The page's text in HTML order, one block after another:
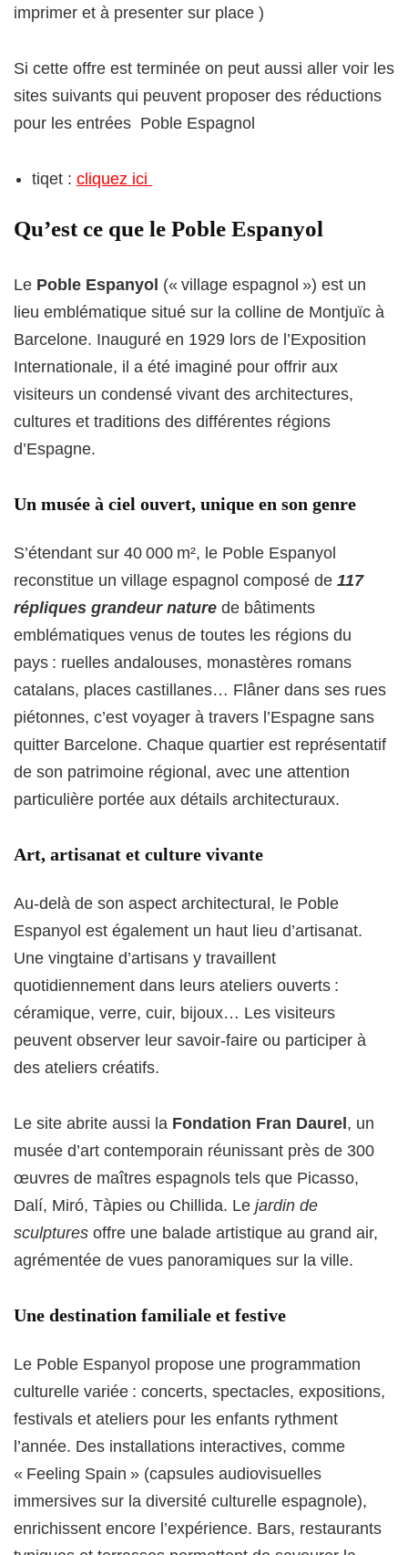
imprimer et à presenter sur place )
Si cette offre est terminée on peut aussi aller voir les
sites suivants qui peuvent proposer des réductions
pour les entrées Poble Espagnol
tiqet : cliquez ici
Qu’est ce que le Poble Espanyol
Le Poble Espanyol (« village espagnol ») est un
lieu emblématique situé sur la colline de Montjuïc à
Barcelone. Inauguré en 1929 lors de l’Exposition
Internationale, il a été imaginé pour offrir aux
visiteurs un condensé vivant des architectures,
cultures et traditions des différentes régions
d’Espagne.
Un musée à ciel ouvert, unique en son genre
S’étendant sur 40 000 m², le Poble Espanyol
reconstitue un village espagnol composé de 117
répliques grandeur nature de bâtiments
emblématiques venus de toutes les régions du
pays : ruelles andalouses, monastères romans
catalans, places castillanes… Flâner dans ses rues
piétonnes, c’est voyager à travers l’Espagne sans
quitter Barcelone. Chaque quartier est représentatif
de son patrimoine régional, avec une attention
particulière portée aux détails architecturaux.
Art, artisanat et culture vivante
Au-delà de son aspect architectural, le Poble
Espanyol est également un haut lieu d’artisanat.
Une vingtaine d’artisans y travaillent
quotidiennement dans leurs ateliers ouverts :
céramique, verre, cuir, bijoux… Les visiteurs
peuvent observer leur savoir-faire ou participer à
des ateliers créatifs.
Le site abrite aussi la Fondation Fran Daurel, un
musée d’art contemporain réunissant près de 300
œuvres de maîtres espagnols tels que Picasso,
Dalí, Miró, Tàpies ou Chillida. Le jardin de
sculptures offre une balade artistique au grand air,
agrémentée de vues panoramiques sur la ville.
Une destination familiale et festive
Le Poble Espanyol propose une programmation
culturelle variée : concerts, spectacles, expositions,
festivals et ateliers pour les enfants rythment
l’année. Des installations interactives, comme
« Feeling Spain » (capsules audiovisuelles
immersives sur la diversité culturelle espagnole),
enrichissent encore l’expérience. Bars, restaurants